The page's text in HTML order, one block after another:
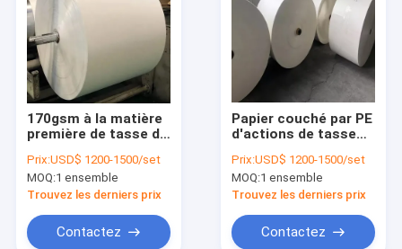
170gsm à la matière
première de tasse de
du PE 280gsm a
adapté aux besoins
du client
Prix:USD$ 1200-1500/set
MOQ:1 ensemble
Trouvez les derniers prix
Contactez
Papier couché par PE
d'actions de tasse
260gsm en feuille de
petit pain
Prix:USD$ 1200-1500/set
MOQ:1 ensemble
Trouvez les derniers prix
Contactez